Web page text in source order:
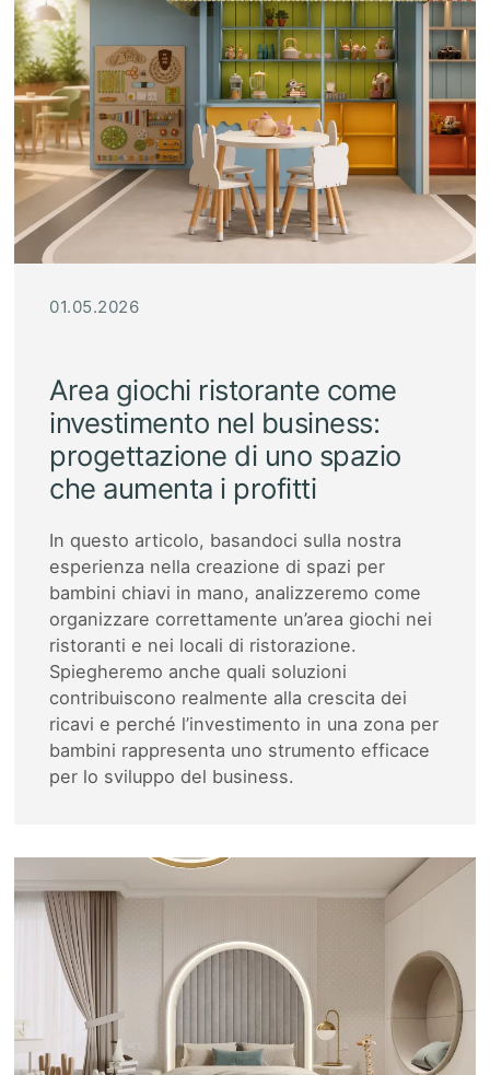
01.05.2026
Area giochi ristorante come
investimento nel business:
progettazione di uno spazio
che aumenta i profitti
In questo articolo, basandoci sulla nostra
esperienza nella creazione di spazi per
bambini chiavi in mano, analizzeremo come
organizzare correttamente un’area giochi nei
ristoranti e nei locali di ristorazione.
Spiegheremo anche quali soluzioni
contribuiscono realmente alla crescita dei
ricavi e perché l’investimento in una zona per
bambini rappresenta uno strumento efficace
per lo sviluppo del business.